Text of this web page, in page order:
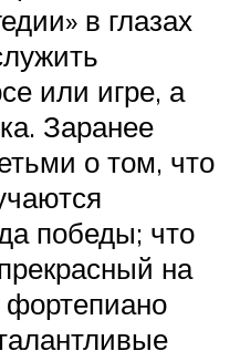
в глазах
или игре, а
Заранее
о том, что
победы; что
на
фортепиано